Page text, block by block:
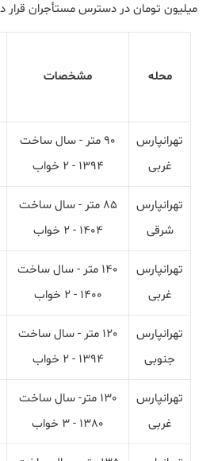
میلیون تومان در دسترس مستأجران قرار
محله مشخصات
تهرانپارس
غربی
90 متر - سال ساخت
1394 - 2 خواب
تهرانپارس
شرقی
85 متر - سال ساخت
1404 - 2 خواب
تهرانپارس
غربی
140 متر - سال ساخت
1400 - 2 خواب
تهرانپارس
جنوبی
120 متر - سال ساخت
1394 - 2 خواب
تهرانپارس
غربی
130 متر- سال ساخت
1380 - 3 خواب